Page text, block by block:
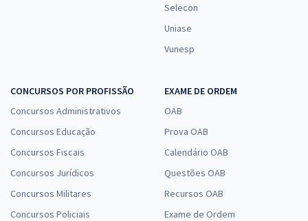
Selecon
Uniase
Vunesp
CONCURSOS POR PROFISSÃO
Concursos Administrativos
Concursos Educação
Concursos Fiscais
Concursos Jurídicos
Concursos Militares
Concursos Policiais
EXAME DE ORDEM
OAB
Prova OAB
Calendário OAB
Questões OAB
Recursos OAB
Exame de Ordem